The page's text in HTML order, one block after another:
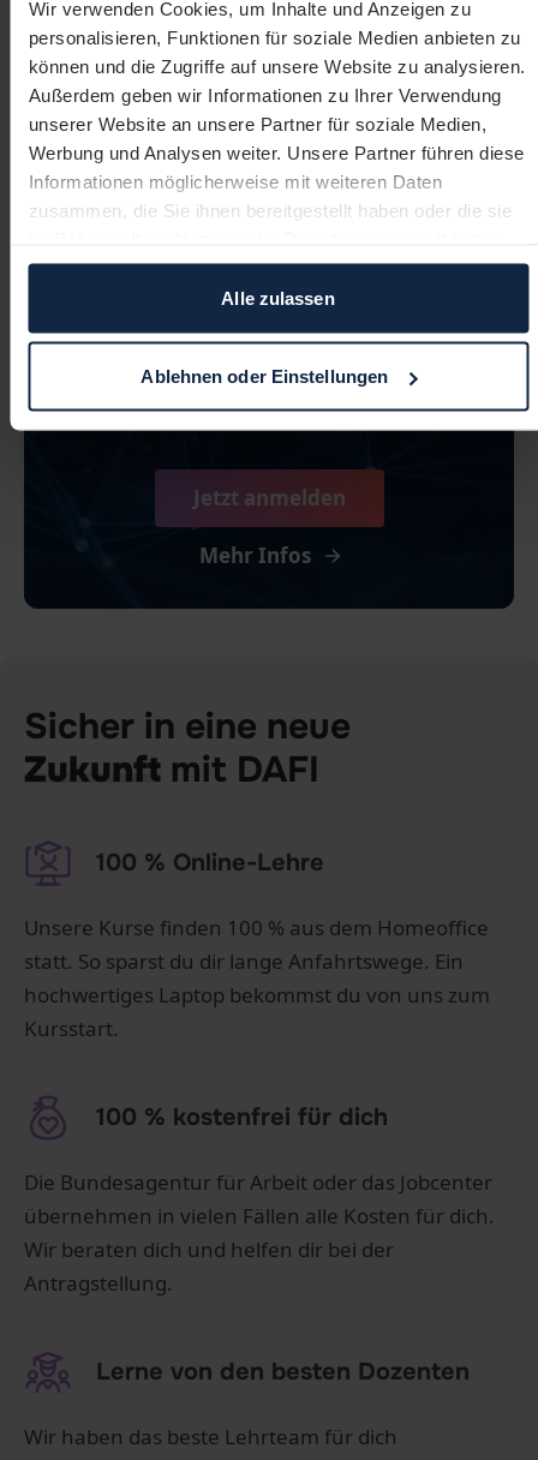
Wir verwenden Cookies, um Inhalte und Anzeigen zu
personalisieren, Funktionen für soziale Medien anbieten zu
können und die Zugriffe auf unsere Website zu analysieren.
Außerdem geben wir Informationen zu Ihrer Verwendung
unserer Website an unsere Partner für soziale Medien,
Werbung und Analysen weiter. Unsere Partner führen diese
Informationen möglicherweise mit weiteren Daten
zusammen, die Sie ihnen bereitgestellt haben oder die sie
Alle zulassen
Ablehnen oder Einstellungen
Nächster Kursstart: 18.05.2026
Fachkraft für IT- und
Informations­sicherheit
Laptop inklusive
100 % kostenlos für dich
Jetzt anmelden
Mehr Infos
Sicher in eine neue
Zukunft mit DAFI
100 % Online-Lehre
Unsere Kurse finden 100 % aus dem Homeoffice
statt. So sparst du dir lange Anfahrtswege. Ein
hochwertiges Laptop bekommst du von uns zum
Kursstart.
100 % kostenfrei für dich
Die Bundesagentur für Arbeit oder das Jobcenter
übernehmen in vielen Fällen alle Kosten für dich.
Wir beraten dich und helfen dir bei der
Antragstellung.
Lerne von den besten Dozenten
Wir haben das beste Lehrteam für dich